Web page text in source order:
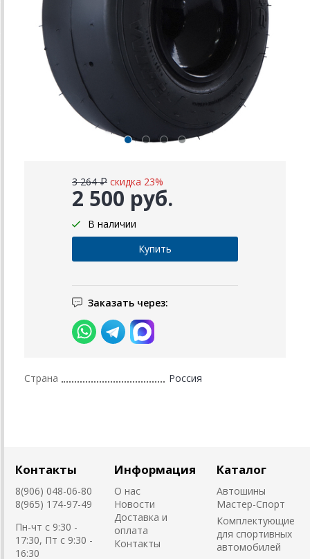
2 500 руб.
3 264 ₽ скидка 23%
В наличии
Заказать через:
Страна Россия
Контакты
8(906) 048-06-80
8(965) 174-97-49
Пн-чт с 9:30 -
17:30, Пт с 9:30 -
16:30
Информация
О нас
Новости
Доставка и
оплата
Контакты
Каталог
Автошины
Мастер-Спорт
Комплектующие
для спортивных
автомобилей